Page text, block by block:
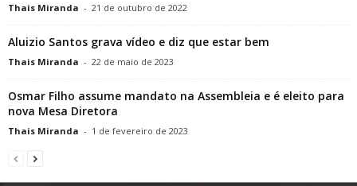
Thais Miranda - 21 de outubro de 2022
Aluizio Santos grava vídeo e diz que estar bem
Thais Miranda - 22 de maio de 2023
Osmar Filho assume mandato na Assembleia e é eleito para
nova Mesa Diretora
Thais Miranda - 1 de fevereiro de 2023